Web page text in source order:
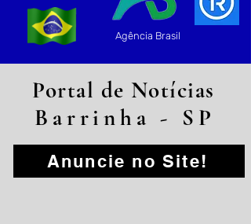
Agência Brasil
Anuncie no Site!
Barrinha - SP
Portal de Notícias